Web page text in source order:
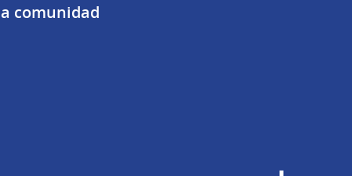
comunidad